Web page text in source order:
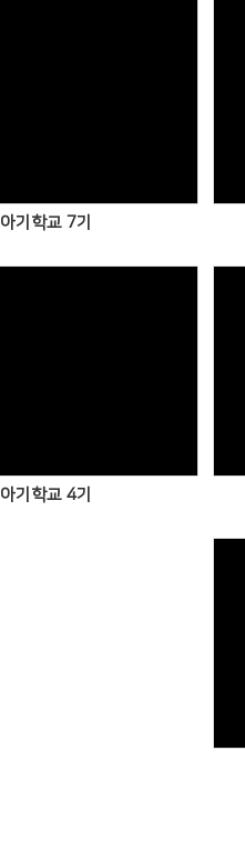
아기학교 7기
아기학교 4기